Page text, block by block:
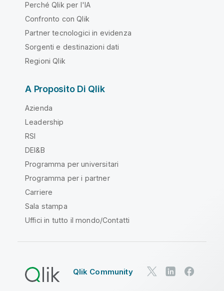
Perché Qlik per l'IA
Confronto con Qlik
Partner tecnologici in evidenza
Sorgenti e destinazioni dati
Regioni Qlik
A Proposito Di Qlik
Azienda
Leadership
RSI
DEI&B
Programma per universitari
Programma per i partner
Carriere
Sala stampa
Uffici in tutto il mondo/Contatti
Qlik Community